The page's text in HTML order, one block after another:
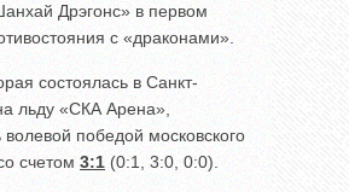
Дрэгонс» в первом
с «драконами».
состоялась в Санкт-
льду «СКА Арена»,
победой московского
счетом 3:1 (0:1, 3:0, 0:0).